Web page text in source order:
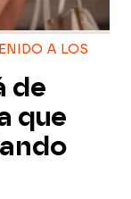
A LOS
de
que